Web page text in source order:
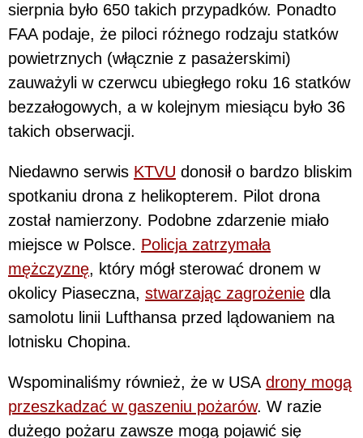
sierpnia było 650 takich przypadków. Ponadto
FAA podaje, że piloci różnego rodzaju statków
powietrznych (włącznie z pasażerskimi)
zauważyli w czerwcu ubiegłego roku 16 statków
bezzałogowych, a w kolejnym miesiącu było 36
takich obserwacji.
Niedawno serwis KTVU donosił o bardzo bliskim
spotkaniu drona z helikopterem. Pilot drona
został namierzony. Podobne zdarzenie miało
miejsce w Polsce. Policja zatrzymała
mężczyznę, który mógł sterować dronem w
okolicy Piaseczna, stwarzając zagrożenie dla
samolotu linii Lufthansa przed lądowaniem na
lotnisku Chopina.
Wspominaliśmy również, że w USA drony mogą
przeszkadzać w gaszeniu pożarów. W razie
dużego pożaru zawsze mogą pojawić się